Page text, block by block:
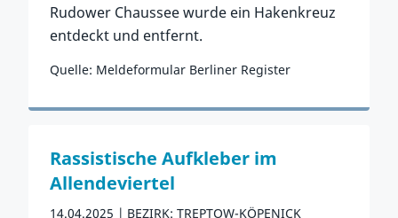
Rudower Chaussee wurde ein Hakenkreuz
entdeckt und entfernt.
Quelle: Meldeformular Berliner Register
Zum Vorfall
Rassistische Aufkleber im
Allendeviertel
14.04.2025 BEZIRK: TREPTOW-KÖPENICK